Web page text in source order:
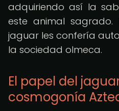
adquiriendo así la
este animal sagrado.
jaguar les confería
la sociedad olmeca.
El papel del
cosmogonía